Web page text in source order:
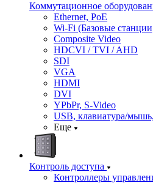
Коммутационное
Ethernet, PoE
Wi-Fi (Базовые
Composite Video
HDCVI / TVI / AHD
SDI
VGA
HDMI
DVI
YPbPr, S-Video
USB, клавиатура/
Еще
Контроль доступа
Контроллеры